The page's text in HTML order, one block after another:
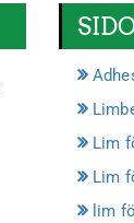
Lim
Lim
lim